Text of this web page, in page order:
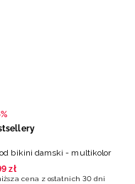
od bikini damski - multikolor
zł
cena z ostatnich 30 dni